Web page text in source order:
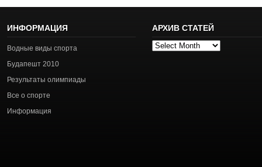
ИНФОРМАЦИЯ
Водные виды спорта
Будапешт 2010
Результаты олимпиады
Все о спорте
Информация
АРХИВ СТАТЕЙ
Архив